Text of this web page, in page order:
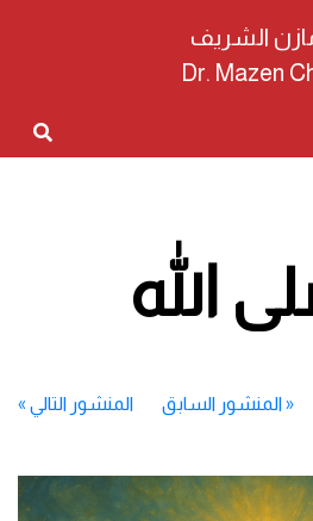
الشريف
Dr. Mazen
الله
«المنشور السابق المنشور التالي »